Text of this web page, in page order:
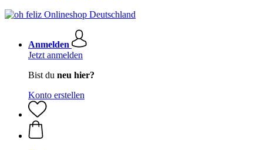
Anmelden
Jetzt anmelden
Bist du neu hier?
Konto erstellen